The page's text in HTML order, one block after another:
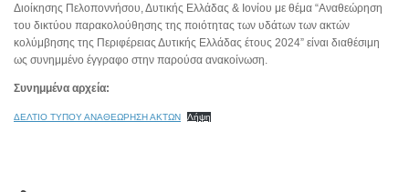
Διοίκησης Πελοποννήσου, Δυτικής Ελλάδας & Ιονίου με θέμα “Αναθεώρηση
του δικτύου παρακολούθησης της ποιότητας των υδάτων των ακτών
κολύμβησης της Περιφέρειας Δυτικής Ελλάδας έτους 2024” είναι διαθέσιμη
ως συνημμένο έγγραφο στην παρούσα ανακοίνωση.
Συνημμένα αρχεία:
ΔΕΛΤΙΟ ΤΥΠΟΥ ΑΝΑΘΕΩΡΗΣΗ ΑΚΤΩΝ Λήψη